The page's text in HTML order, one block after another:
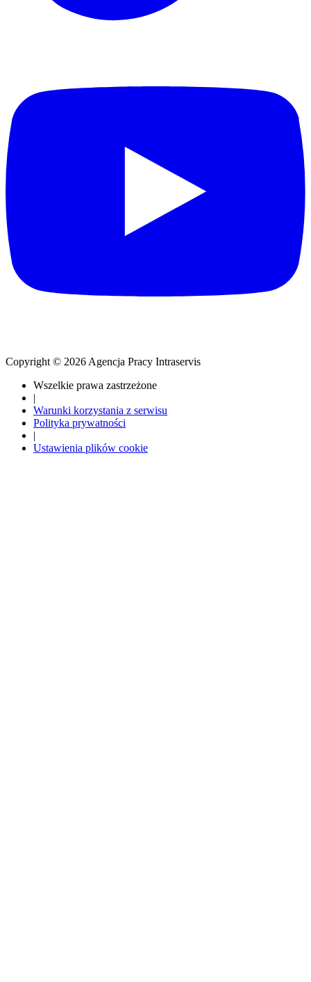
Copyright © 2026 Agencja Pracy Intraservis
Wszelkie prawa zastrzeżone
|
Warunki korzystania z serwisu
Polityka prywatności
|
Ustawienia plików cookie